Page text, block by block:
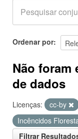
Grupos
Sobre
Ordenar por
Não
de dados
Licenças: cc-by
Incêncidos
Filtrar